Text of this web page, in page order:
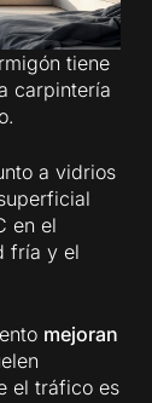
tiene
carpintería
a vidrios
en el
fría y el
mejoran
el tráfico es